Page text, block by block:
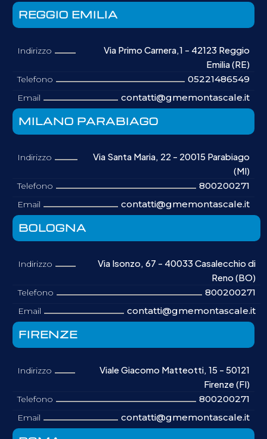
REGGIO EMILIA
Indirizzo
Via Primo Carnera,1 - 42123 Reggio
Emilia (RE)
Telefono 05221486549
Email contatti@gmemontascale.it
MILANO PARABIAGO
Indirizzo
Via Santa Maria, 22 - 20015 Parabiago
(MI)
Telefono 800200271
Email contatti@gmemontascale.it
BOLOGNA
Indirizzo
Via Isonzo, 67 - 40033 Casalecchio di
Reno (BO)
Telefono 800200271
Email contatti@gmemontascale.it
FIRENZE
Indirizzo
Viale Giacomo Matteotti, 15 - 50121
Firenze (FI)
Telefono 800200271
Email contatti@gmemontascale.it